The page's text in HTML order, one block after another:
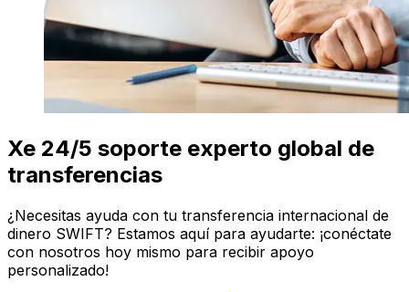
Xe 24/5 soporte experto global de
transferencias
¿Necesitas ayuda con tu transferencia internacional de
dinero SWIFT? Estamos aquí para ayudarte: ¡conéctate
con nosotros hoy mismo para recibir apoyo
personalizado!